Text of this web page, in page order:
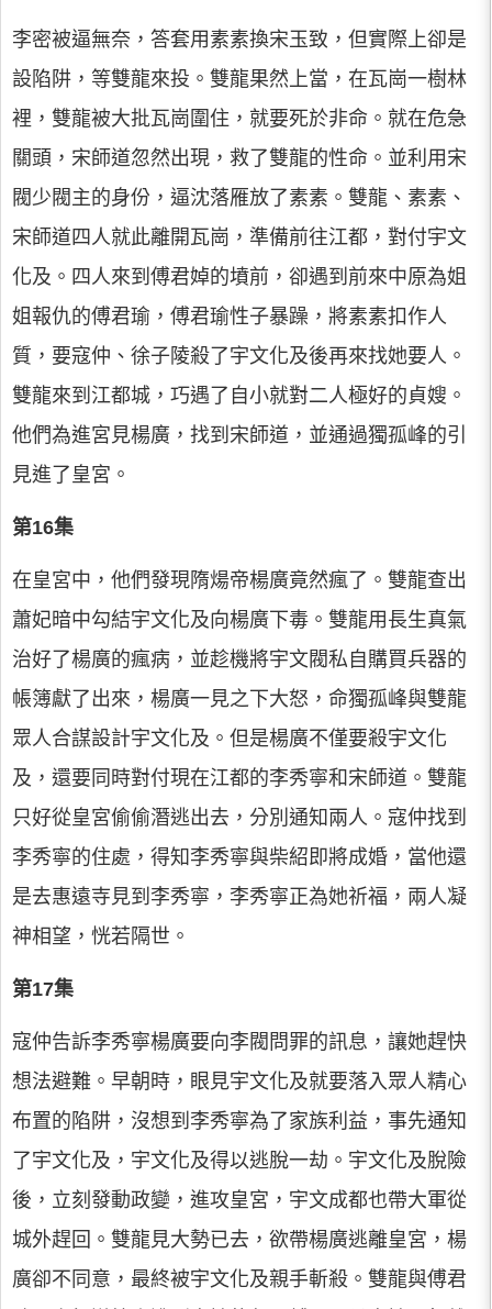
李密被逼無奈，答套用素素換宋玉致，但實際上卻是
設陷阱，等雙龍來投。雙龍果然上當，在瓦崗一樹林
裡，雙龍被大批瓦崗圍住，就要死於非命。就在危急
關頭，宋師道忽然出現，救了雙龍的性命。並利用宋
閥少閥主的身份，逼沈落雁放了素素。雙龍、素素、
宋師道四人就此離開瓦崗，準備前往江都，對付宇文
化及。四人來到傅君婥的墳前，卻遇到前來中原為姐
姐報仇的傅君瑜，傅君瑜性子暴躁，將素素扣作人
質，要寇仲、徐子陵殺了宇文化及後再來找她要人。
雙龍來到江都城，巧遇了自小就對二人極好的貞嫂。
他們為進宮見楊廣，找到宋師道，並通過獨孤峰的引
見進了皇宮。
第16集
在皇宮中，他們發現隋煬帝楊廣竟然瘋了。雙龍查出
蕭妃暗中勾結宇文化及向楊廣下毒。雙龍用長生真氣
治好了楊廣的瘋病，並趁機將宇文閥私自購買兵器的
帳簿獻了出來，楊廣一見之下大怒，命獨孤峰與雙龍
眾人合謀設計宇文化及。但是楊廣不僅要殺宇文化
及，還要同時對付現在江都的李秀寧和宋師道。雙龍
只好從皇宮偷偷潛逃出去，分別通知兩人。寇仲找到
李秀寧的住處，得知李秀寧與柴紹即將成婚，當他還
是去惠遠寺見到李秀寧，李秀寧正為她祈福，兩人凝
神相望，恍若隔世。
第17集
寇仲告訴李秀寧楊廣要向李閥問罪的訊息，讓她趕快
想法避難。早朝時，眼見宇文化及就要落入眾人精心
布置的陷阱，沒想到李秀寧為了家族利益，事先通知
了宇文化及，宇文化及得以逃脫一劫。宇文化及脫險
後，立刻發動政變，進攻皇宮，宇文成都也帶大軍從
城外趕回。雙龍見大勢已去，欲帶楊廣逃離皇宮，楊
廣卻不同意，最終被宇文化及親手斬殺。雙龍與傅君